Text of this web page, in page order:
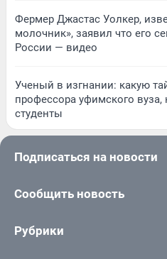
Фермер Джастас Уолкер,
молочник», заявил что его
России — видео
Ученый в изгнании: какую
профессора уфимского вуза,
студенты
Подписаться на новости
Сообщить новость
Рубрики